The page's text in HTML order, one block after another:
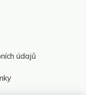
údajů